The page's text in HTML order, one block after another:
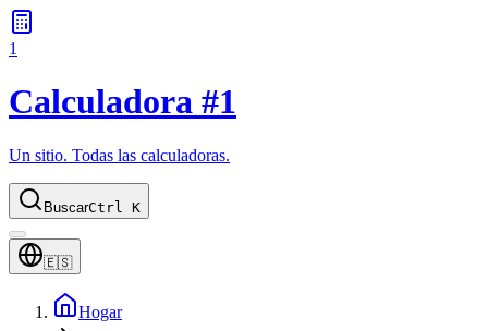
1
Calculadora #1
Un sitio. Todas las calculadoras.
BuscarCtrl K
🇪🇸
Hogar